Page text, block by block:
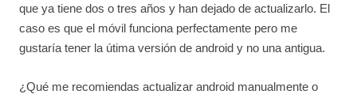
que ya tiene dos o tres años y han dejado de actualizarlo. El
caso es que el móvil funciona perfectamente pero me
gustaría tener la útima versión de android y no una antigua.
¿Qué me recomiendas actualizar android manualmente o